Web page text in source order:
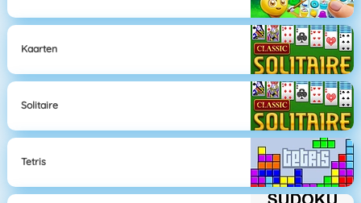
Kaarten
Solitaire
Tetris